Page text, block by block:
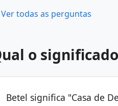
todas as perguntas
o
Betel significa "Casa de